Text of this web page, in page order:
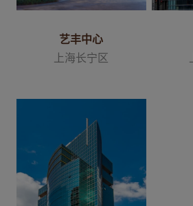
艺丰中心
上海长宁区